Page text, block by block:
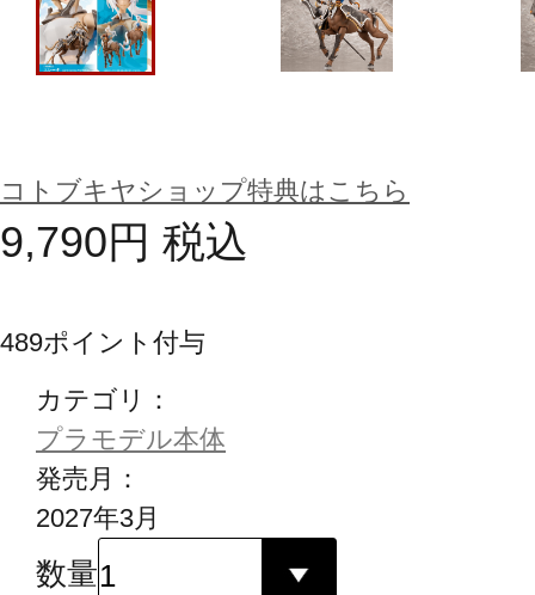
コトブキヤショップ特典はこちら
9,790円 税込
489ポイント付与
カテゴリ：
プラモデル本体
発売月：
2027年3月
数量